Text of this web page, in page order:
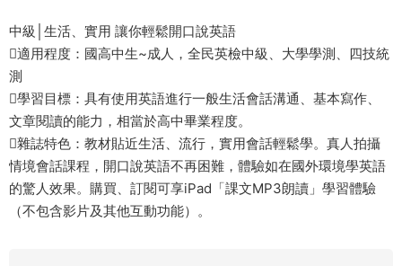
中級│生活、實用 讓你輕鬆開口說英語
適用程度：國高中生~成人，全民英檢中級、大學學測、四技統
測
學習目標：具有使用英語進行一般生活會話溝通、基本寫作、
文章閱讀的能力，相當於高中畢業程度。
雜誌特色：教材貼近生活、流行，實用會話輕鬆學。真人拍攝
情境會話課程，開口說英語不再困難，體驗如在國外環境學英語
的驚人效果。購買、訂閱可享iPad「課文MP3朗讀」學習體驗
（不包含影片及其他互動功能）。